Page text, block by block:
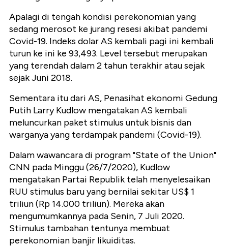
Apalagi di tengah kondisi perekonomian yang
sedang merosot ke jurang resesi akibat pandemi
Covid-19. Indeks dolar AS kembali pagi ini kembali
turun ke ini ke 93,493. Level tersebut merupakan
yang terendah dalam 2 tahun terakhir atau sejak
sejak Juni 2018.
Sementara itu dari AS, Penasihat ekonomi Gedung
Putih Larry Kudlow mengatakan AS kembali
meluncurkan paket stimulus untuk bisnis dan
warganya yang terdampak pandemi (Covid-19).
Dalam wawancara di program "State of the Union"
CNN pada Minggu (26/7/2020), Kudlow
mengatakan Partai Republik telah menyelesaikan
RUU stimulus baru yang bernilai sekitar US$ 1
triliun (Rp 14.000 triliun). Mereka akan
mengumumkannya pada Senin, 7 Juli 2020.
Stimulus tambahan tentunya membuat
perekonomian banjir likuiditas.